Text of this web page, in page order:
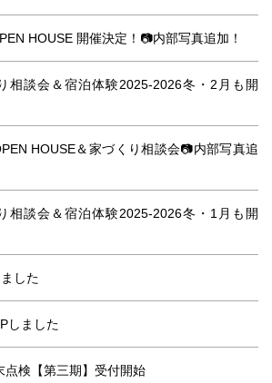
HOUSE 開催決定！📷内部写真追加！
相談会＆宿泊体験2025-2026冬・2月も開
HOUSE＆家づくり相談会📷内部写真追
相談会＆宿泊体験2025-2026冬・1月も開
した
しました
点検【第三期】受付開始